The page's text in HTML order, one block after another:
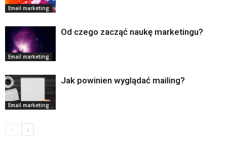
Email marketing
Email marketing
Od czego zacząć naukę marketingu?
Email marketing
Jak powinien wyglądać mailing?